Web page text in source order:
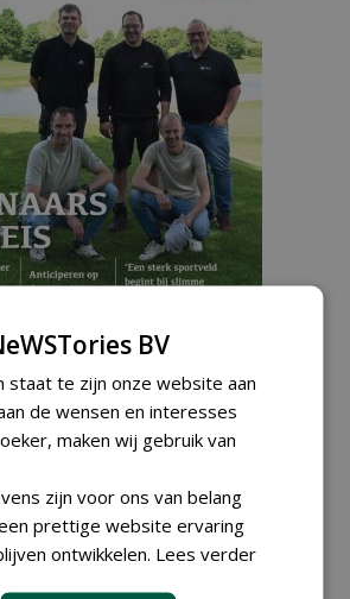
BV
staat te zijn onze website aan
de wensen en interesses
maken wij gebruik van
zijn voor ons van belang
prettige website ervaring
ontwikkelen. Lees verder